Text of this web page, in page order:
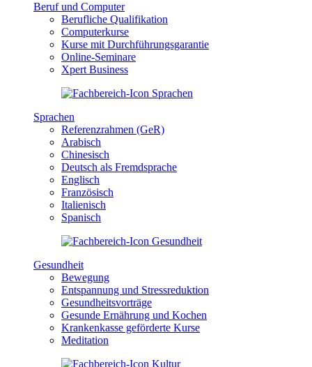
Beruf und Computer
Berufliche Qualifikation
Computerkurse
Kurse mit Durchführungsgarantie
Online-Seminare
Xpert Business
Sprachen
Referenzrahmen (GeR)
Arabisch
Chinesisch
Deutsch als Fremdsprache
Englisch
Französisch
Italienisch
Spanisch
Gesundheit
Bewegung
Entspannung und Stressreduktion
Gesundheitsvorträge
Gesunde Ernährung und Kochen
Krankenkasse geförderte Kurse
Meditation